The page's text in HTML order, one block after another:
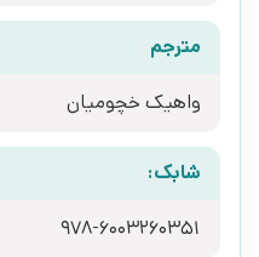
مترجم
واهیک خچومیان
شابک:
978-6003260351